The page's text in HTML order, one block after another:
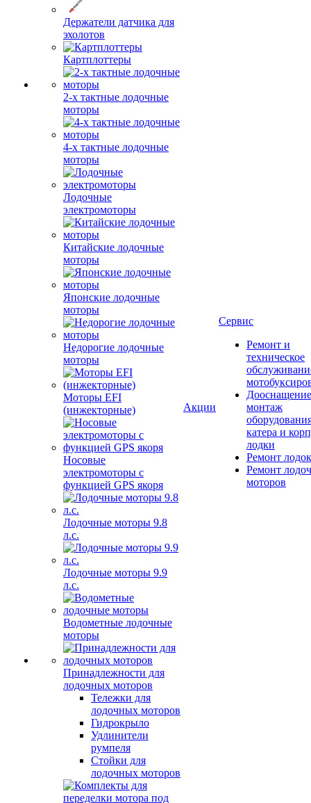
Держатели датчика для
эхолотов
Картплоттеры
2-х тактные лодочные
моторы
4-х тактные лодочные
моторы
Лодочные
электромоторы
Китайские лодочные
моторы
Японские лодочные
моторы
Недорогие лодочные
моторы
Моторы EFI
(инжекторные)
Носовые
электромоторы с
функцией GPS якоря
Лодочные моторы 9.8
л.с.
Лодочные моторы 9.9
л.с.
Водометные лодочные
моторы
Принадлежности для
лодочных моторов
Тележки для
лодочных моторов
Гидрокрыло
Удлинители
румпеля
Стойки для
лодочных моторов
Акции
Сервис
Ремонт и
техническое
монтаж
катера и
лодки
Ремонт
Ремонт
моторов